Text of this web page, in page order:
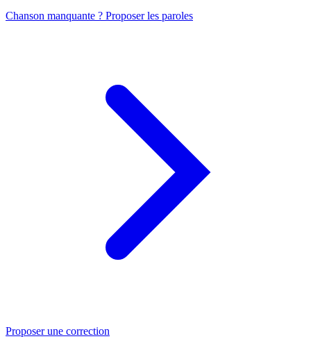
Chanson manquante ? Proposer les paroles
Proposer une correction